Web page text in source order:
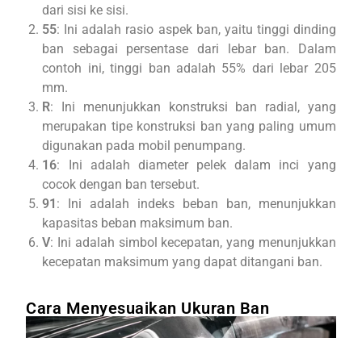
dari sisi ke sisi.
55: Ini adalah rasio aspek ban, yaitu tinggi dinding
ban sebagai persentase dari lebar ban. Dalam
contoh ini, tinggi ban adalah 55% dari lebar 205
mm.
R: Ini menunjukkan konstruksi ban radial, yang
merupakan tipe konstruksi ban yang paling umum
digunakan pada mobil penumpang.
16: Ini adalah diameter pelek dalam inci yang
cocok dengan ban tersebut.
91 : Ini adalah indeks beban ban, menunjukkan
kapasitas beban maksimum ban.
V: Ini adalah simbol kecepatan, yang menunjukkan
kecepatan maksimum yang dapat ditangani ban.
Cara Menyesuaikan Ukuran Ban